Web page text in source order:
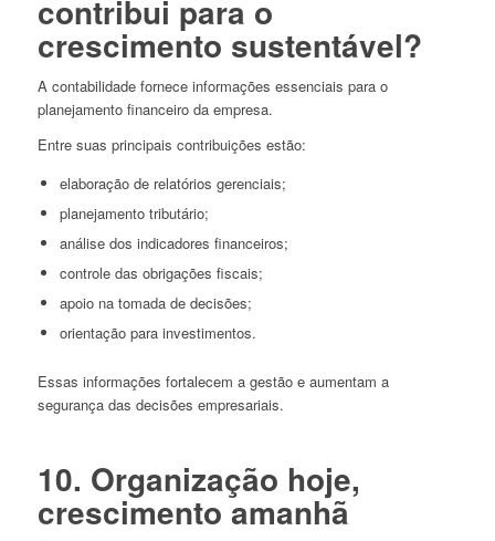
contribui para o
crescimento sustentável?
A contabilidade fornece informações essenciais para o
planejamento financeiro da empresa.
Entre suas principais contribuições estão:
elaboração de relatórios gerenciais;
planejamento tributário;
análise dos indicadores financeiros;
controle das obrigações fiscais;
apoio na tomada de decisões;
orientação para investimentos.
Essas informações fortalecem a gestão e aumentam a
segurança das decisões empresariais.
10. Organização hoje,
crescimento amanhã